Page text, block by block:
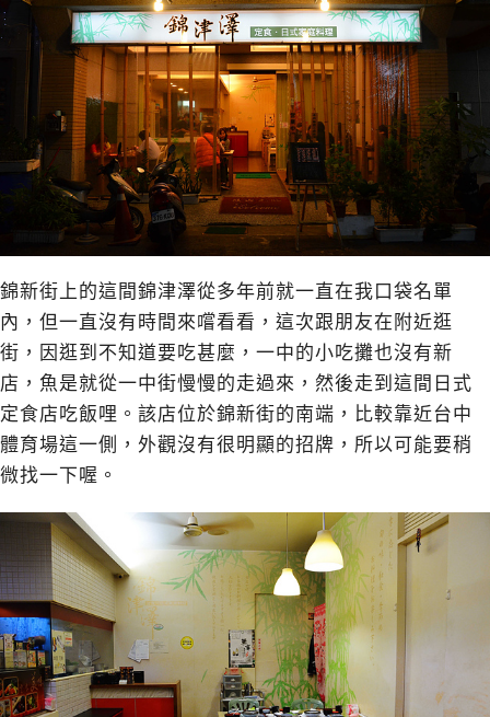
錦新街上的這間錦津澤從多年前就一直在我口袋名單
內，但一直沒有時間來嚐看看，這次跟朋友在附近逛
街，因逛到不知道要吃甚麼，一中的小吃攤也沒有新
店，魚是就從一中街慢慢的走過來，然後走到這間日式
定食店吃飯哩。該店位於錦新街的南端，比較靠近台中
體育場這一側，外觀沒有很明顯的招牌，所以可能要稍
微找一下喔。